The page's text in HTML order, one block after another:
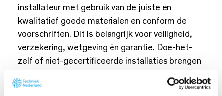
installateur met gebruik van de juiste en
kwalitatief goede materialen en conform de
voorschriften. Dit is belangrijk voor veiligheid,
verzekering, wetgeving én garantie. Doe-het-
zelf of niet-gecertificeerde installaties brengen
risico’s met zich mee en kunnen leiden tot
afwijzing van claims of aansprakelijkheid. De